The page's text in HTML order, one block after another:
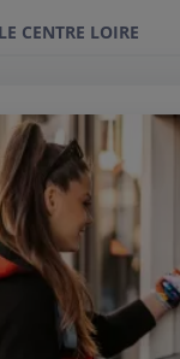
CENTRE LOIRE